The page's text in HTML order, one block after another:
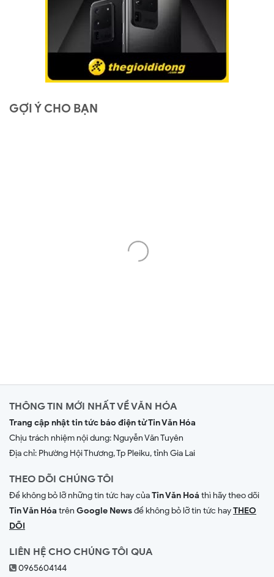
GỢI Ý CHO BẠN
THÔNG TIN MỚI NHẤT VỀ VĂN HÓA
Trang cập nhật tin tức báo điện tử Tin Văn Hóa
Chịu trách nhiệm nội dung: Nguyễn Văn Tuyên
Địa chỉ: Phường Hội Thương, Tp Pleiku, tỉnh Gia Lai
THEO DÕI CHÚNG TÔI
Để không bỏ lỡ những tin tức hay củaTin Văn Hoá thì hãy theo dõi
Tin Văn Hóa trên Google Newsđể không bỏ lỡ tin tức hayTHEO
DÕI
LIÊN HỆ CHO CHÚNG TÔI QUA
0965604144